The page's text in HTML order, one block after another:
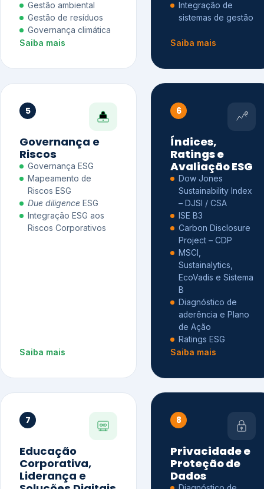
Gestão ambiental
Gestão de resíduos
Governança climática
Saiba mais
Integração de
sistemas de gestão
Saiba mais
5
Governança e
Riscos
Governança ESG
Mapeamento de
Riscos ESG
Due diligence ESG
Integração ESG aos
Riscos Corporativos
Saiba mais
6
Índices,
Ratings e
Avaliação ESG
Dow Jones
Sustainability Index
– DJSI / CSA
ISE B3
Carbon Disclosure
Project – CDP
MSCI,
Sustainalytics,
EcoVadis e Sistema
B
Diagnóstico de
aderência e Plano
de Ação
Ratings ESG
Saiba mais
7
Educação
Corporativa,
Liderança e
8
Privacidade e
Proteção de
Dados